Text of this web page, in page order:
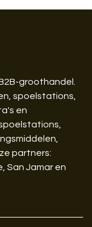
groothandel.
spoelstations,
en
partners:
San Jamar en